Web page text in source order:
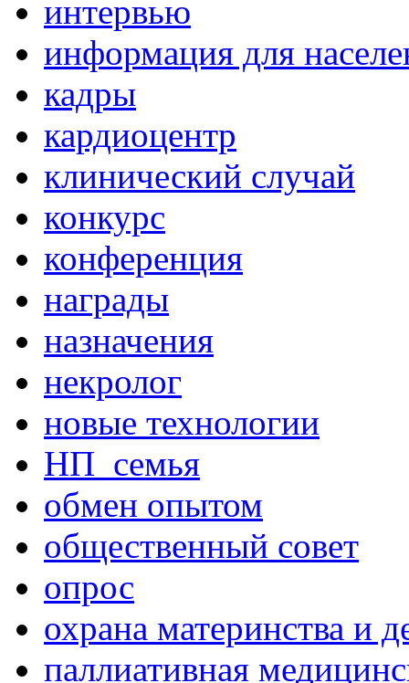
интервью
информация для
кадры
кардиоцентр
клинический случай
конкурс
конференция
награды
назначения
некролог
новые технологии
НП_семья
обмен опытом
общественный совет
опрос
охрана материнства и
паллиативная